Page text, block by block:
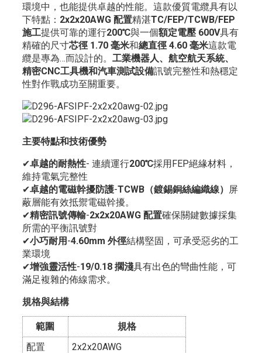
環境中，也能提供卓越的性能。這款優質電纜具有以
下特點： 2x2x20AWG 配置精湛TC/FEP/TCWB/FEP
施工提供可靠的運行200℃與一個額定電壓 600V具有
精確的尺寸芯徑 1.70 毫米和總直徑 4.60 毫米這款電
纜是專為…而設計的。 工業機器人、航空航天系統、
精密CNC工具機和汽車測試設備訊號完整性和熱穩定
性對作戰成功至關重要。
主要特點和技術優勢
✔卓越的耐熱性- 連續運行200℃採用FEP絕緣材料，
維持電氣完整性
✔卓越的電磁幹擾防護-TCWB（鍍錫銅絲編織線） 屏
蔽層能有效抵禦電磁幹擾。
✔精密訊號傳輸-2x2x20AWG 配置確保關鍵數據採集
所需的平衡訊號對
✔小巧耐用 -4.60mm 外徑結構堅固，可承受惡劣的工
業環境
✔增強靈活性-19/0.18 擱淺具有出色的彎曲性能，可
滿足複雜的佈線需求。
規格與結構
範圍
規格
配置
2x2x20AWG